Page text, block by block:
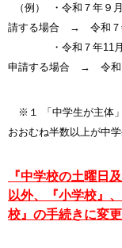
（例） ・令和７年９
請する場合 → 令和７
・令和７年11月24
申請する場合 → 令和
※１ 「中学生が主体
おおむね半数以上が中学
『中学校の土曜日
以外、『小学校』
校』の手続きに変